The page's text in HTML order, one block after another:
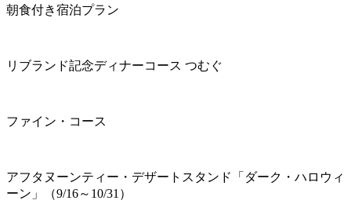
朝食付き宿泊プラン
リブランド記念ディナーコース つむぐ
ファイン・コース
アフタヌーンティー・デザートスタンド「ダーク・ハロウィ
ーン」（9/16～10/31）